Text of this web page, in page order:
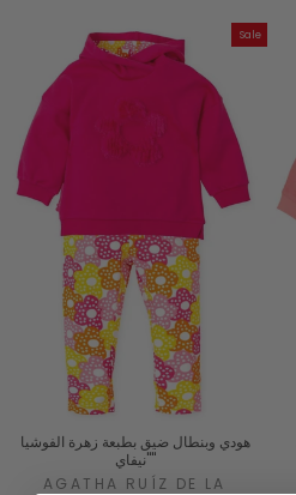
Sale
هودي وبنطال ضيق بطبعة زهرة الفوشيا
"نيفاي"
AGATHA RUÍZ DE LA